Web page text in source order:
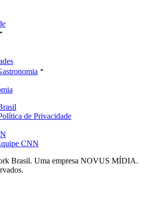
de Privacidade
CNN
Brasil. Uma empresa NOVUS MÍDIA.